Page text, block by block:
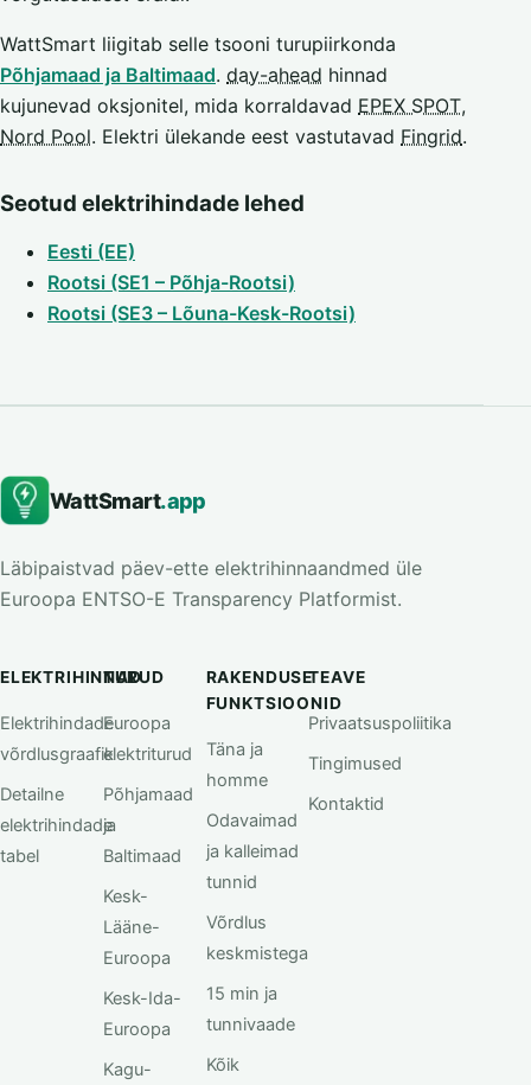
WattSmart liigitab selle tsooni turupiirkonda
Põhjamaad ja Baltimaad. day-ahead hinnad
kujunevad oksjonitel, mida korraldavad EPEX SPOT,
Nord Pool. Elektri ülekande eest vastutavad Fingrid.
Seotud elektrihindade lehed
Eesti (EE)
Rootsi (SE1 – Põhja-Rootsi)
Rootsi (SE3 – Lõuna-Kesk-Rootsi)
WattSmart.app
Läbipaistvad päev-ette elektrihinnaandmed üle
Euroopa ENTSO-E Transparency Platformist.
ELEKTRIHINNAD
Elektrihindade
võrdlusgraafik
Detailne
elektrihindade
tabel
TURUD
Euroopa
elektriturud
Põhjamaad
ja
Baltimaad
Kesk-
Lääne-
Euroopa
Kesk-Ida-
Euroopa
Kagu-
RAKENDUSE
FUNKTSIOONID
Täna ja
homme
Odavaimad
ja kalleimad
tunnid
Võrdlus
keskmistega
15 min ja
tunnivaade
Kõik
TEAVE
Privaatsuspoliitika
Tingimused
Kontaktid